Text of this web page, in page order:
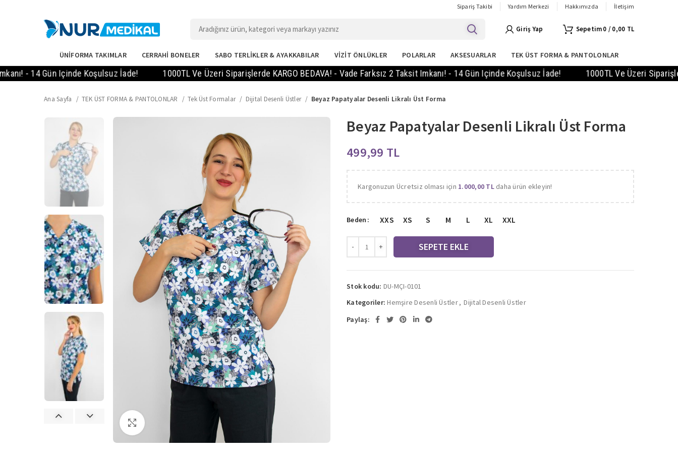
Sipariş Takibi Yardım Merkezi Hakkımızda İletişim
Giriş Yap 0 / 0,00 TL
ÜNİFORMA TAKIMLAR CERRAHİ BONELER SABO TERLİKLER & AYAKKABILAR VİZİT ÖNLÜKLER POLARLAR AKSESUARLAR TEK ÜST FORMA & PANTOLONLAR
14 Gün Içinde Koşulsuz İade! 1000TL Ve Üzeri Siparişlerde KARGO BEDAVA! - Vade Farksız 2 Taksit Imkanı! - 14 Gün Içinde Koşulsuz İade! 1000TL Ve Üzeri Siparişlerde
Ana Sayfa TEK ÜST FORMA & PANTOLONLAR Tek Üst Formalar Dijital Desenli Üstler Beyaz Papatyalar Desenli Likralı Üst Forma
Büyütmek için tıklayın
Beyaz Papatyalar Desenli Likralı Üst Forma
TL
Kargonuzun Ücretsiz olması için 1.000,00 TLdaha ürün ekleyin!
Beden XXS XS S M L XL XXL
SEPETE EKLE
Stok kodu: DU-MÇI-0101
Kategoriler: Hemşire Desenli Üstler, Dijital Desenli Üstler
Paylaş: